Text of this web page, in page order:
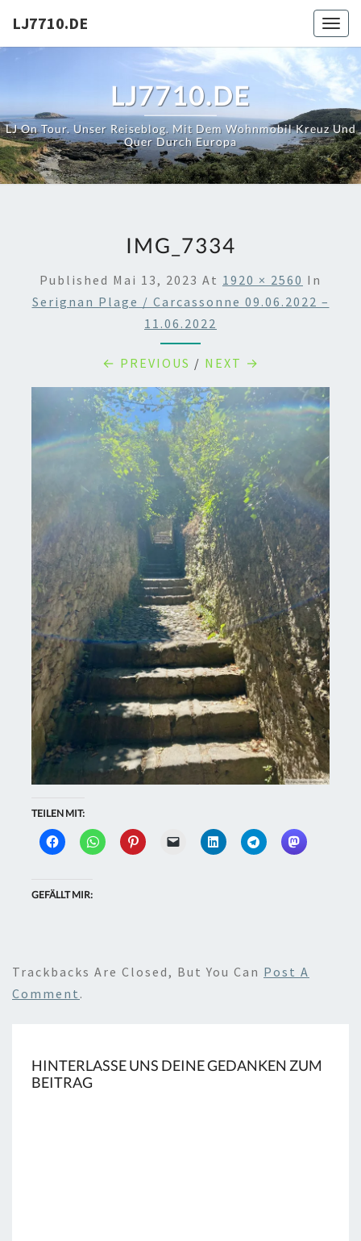
content
LJ7710.DE
LJ7710.DE
LJ On Tour. Unser Reiseblog. Mit Dem Wohnmobil Kreuz Und
Quer Durch Europa
IMG_7334
Published Mai 13, 2023 At 1920 × 2560 In
Serignan Plage / Carcassonne 09.06.2022 –
11.06.2022
← PREVIOUS / NEXT →
TEILEN MIT:
GEFÄLLT MIR:
Trackbacks Are Closed, But You Can Post A
Comment .
HINTERLASSE UNS DEINE GEDANKEN ZUM
BEITRAG